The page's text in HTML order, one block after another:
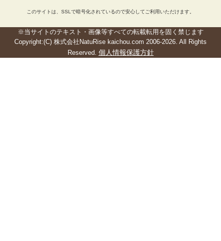
このサイトは、SSLで暗号化されているので安心してご利用いただけます。
※当サイトのテキスト・画像等すべての転載転用を固く禁じます
Copyright:(C) 株式会社NatuRise kaichou.com 2006-2026. All Rights
Reserved. 個人情報保護方針